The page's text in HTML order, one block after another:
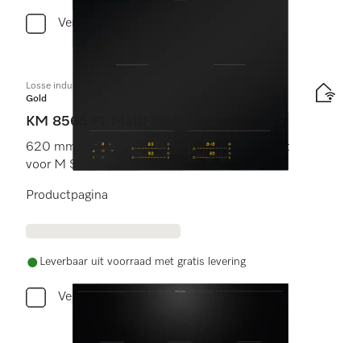
Vergelijken
Losse inductiekookplaat
Gold
KM 8565 FL MattFinish
620 mm | PowerFlex kookgedeelten | Geschikt
voor M Sense | MattFinish
Productpagina
Leverbaar uit voorraad met gratis levering
Vergelijken